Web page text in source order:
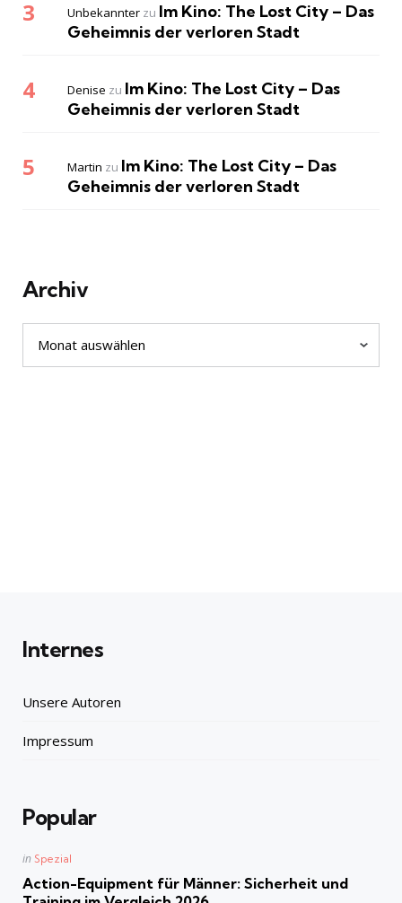
Unbekannter zu Im Kino: The Lost City – Das
Geheimnis der verloren Stadt
Denise zu Im Kino: The Lost City – Das
Geheimnis der verloren Stadt
Martin zu Im Kino: The Lost City – Das
Geheimnis der verloren Stadt
Archiv
Internes
Unsere Autoren
Impressum
Popular
Posted
in Spezial
Action-Equipment für Männer: Sicherheit und